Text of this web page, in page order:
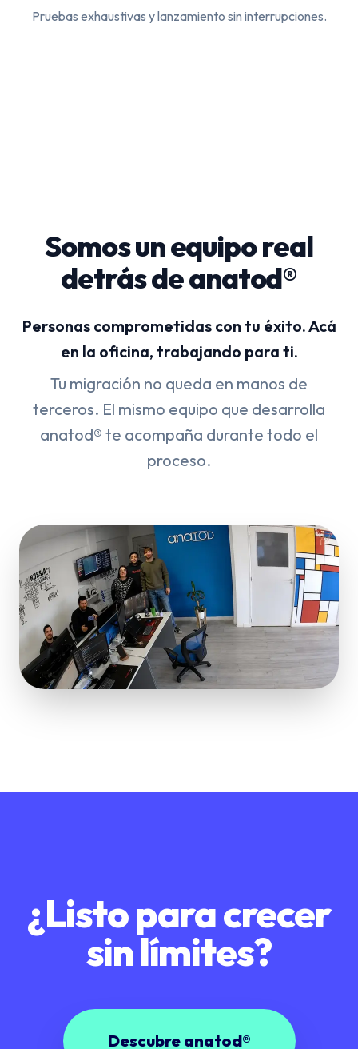
Pruebas exhaustivas y lanzamiento sin interrupciones.
Somos un equipo real
detrás de anatod®
Personas comprometidas con tu éxito. Acá
en la oficina, trabajando para ti.
Tu migración no queda en manos de
terceros. El mismo equipo que desarrolla
anatod® te acompaña durante todo el
proceso.
¿Listo para crecer
sin límites?
Descubre anatod®